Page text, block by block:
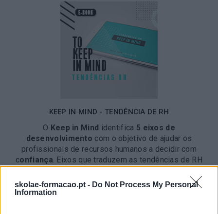
skolae-formacao.pt - Do Not Process My Personal
Information
KEEP IN MIND - TENDÊNCIA DE RH
O Keep in Mind identifica 5 eixos de
desenvolvimento com o objetivo de ajudar os
profissionais de recursos humanos a decidir com
confiança. Eixos que traduzem as tendências de RH